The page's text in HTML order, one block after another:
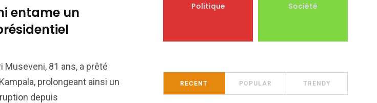
entame un
Museveni, 81 ans, a prêté
prolongeant ainsi un
depuis
Politique Société
RECENT POPULAR TRENDY